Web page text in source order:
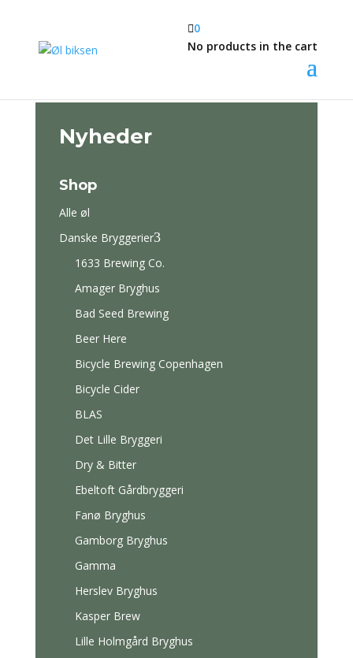
0
No products in the cart
Nyheder
Shop
Alle øl
Danske Bryggerier3
1633 Brewing Co.
Amager Bryghus
Bad Seed Brewing
Beer Here
Bicycle Brewing Copenhagen
Bicycle Cider
BLAS
Det Lille Bryggeri
Dry & Bitter
Ebeltoft Gårdbryggeri
Fanø Bryghus
Gamborg Bryghus
Gamma
Herslev Bryghus
Kasper Brew
Lille Holmgård Bryghus